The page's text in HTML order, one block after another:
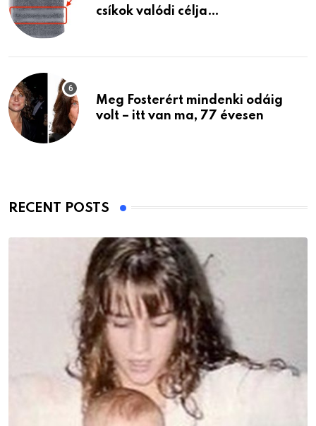
csíkok valódi célja…
Meg Fosterért mindenki odáig
volt – itt van ma, 77 évesen
RECENT POSTS